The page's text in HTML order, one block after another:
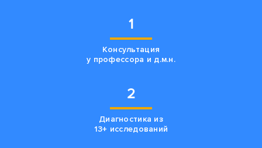
1
Консультация
у профессора и д.м.н.
2
Диагностика из
13+ исследований